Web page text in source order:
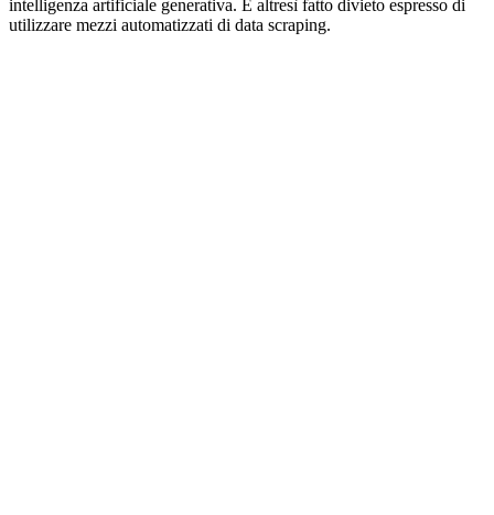
intelligenza artificiale generativa. È altresì fatto divieto espresso di
utilizzare mezzi automatizzati di data scraping.